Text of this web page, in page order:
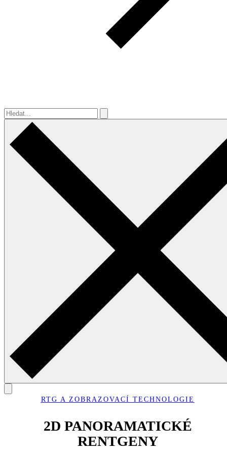
Hledat...
RTG A ZOBRAZOVACÍ TECHNOLOGIE
2D PANORAMATICKÉ
RENTGENY